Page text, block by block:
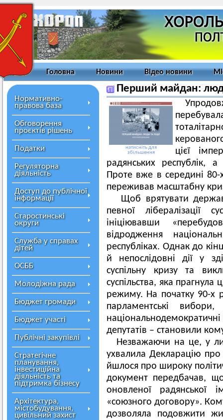
Головна Новини Відео новини
Нормативно-
правова база
Обговорення
проєктів рішень
Податки
Регуляторна
діяльність
Доступ до публічної
інформації
Старостинські
округи
Служба у справах
дітей
ОСББ
Молодіжна рада
Бюджет громади
Бюджет участі
Публічні закупівлі
Стратегічне
планування,
інвестиційна
діяльність та
підтримка бізнесу
Архітектура,
містобудування,
цивільний захист
Перший майдан:
натисніть для
збільшення
цієї
радянських республік,
Проте вже в середині 80-
переживав масштабну
Щоб врятувати
певної лібералізації
ініціювавши
відродження
республіках. Однак до
й непослідовні дії у
суспільну кризу та
суспільства, яка прагнула
режиму. На початку 90-х
парламентські
депутатів – становили
Незважаючи на це, у
ухвалила Декларацію
йшлося про широку
документ передбачав,
оновленої радянської
«союзного договору».
дозволяла подовжити